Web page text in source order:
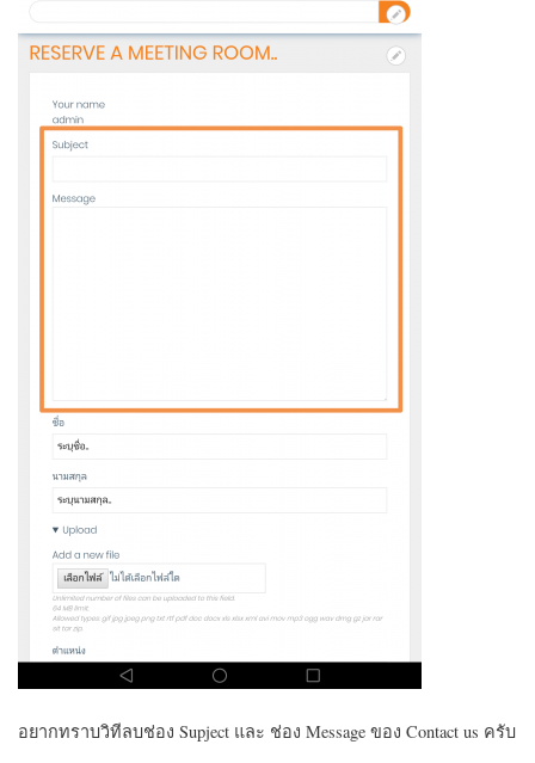
อยากทราบวิทีลบช่อง Supject และ ช่อง Message ของ Contact us ครับ